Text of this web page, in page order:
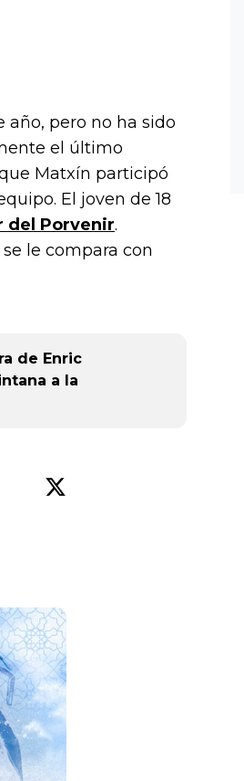
año, pero no ha sido
el último
Matxín participó
El joven de 18
del Porvenir.
le compara con
de Enric
a la